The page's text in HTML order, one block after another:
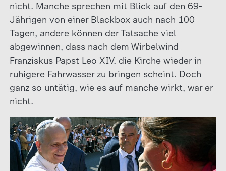
nicht. Manche sprechen mit Blick auf den 69-
Jährigen von einer Blackbox auch nach 100
Tagen, andere können der Tatsache viel
abgewinnen, dass nach dem Wirbelwind
Franziskus Papst Leo XIV. die Kirche wieder in
ruhigere Fahrwasser zu bringen scheint. Doch
ganz so untätig, wie es auf manche wirkt, war er
nicht.